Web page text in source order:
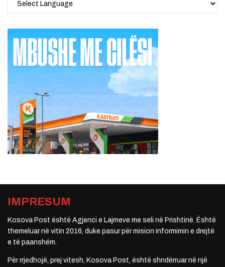
IMPRESUM
Kosova Post është Agjenci e Lajmeve me seli në Prishtinë. Është
themeluar në vitin 2016, duke pasur për mision informimin e drejtë
e të paanshëm.
Për rrjedhojë, prej vitesh, Kosova Post, është shndërruar në një